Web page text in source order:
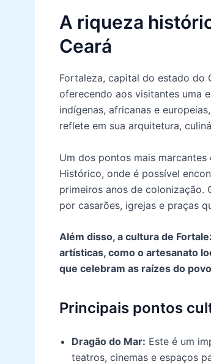
A riqueza
Ceará
Fortaleza, capital do estado do
oferecendo aos visitantes uma
indígenas, africanas e
reflete em sua arquitetura,
Um dos pontos mais
Histórico, onde é possível
primeiros anos de
por casarões, igrejas e praças
Além disso, a cultura de
artísticas, como o artesanato
que celebram as raízes do
Principais pontos
Dragão do Mar: Este é um
teatros, cinemas e espaços